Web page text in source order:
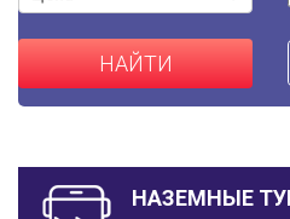
НАЙТИ
НАЗЕМНЫЕ